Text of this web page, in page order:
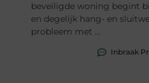
beveiligde woning begint
en degelijk hang- en
probleem met ...
Inbraak